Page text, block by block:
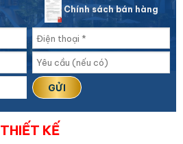
Chính sách bán hàng
THIẾT KẾ